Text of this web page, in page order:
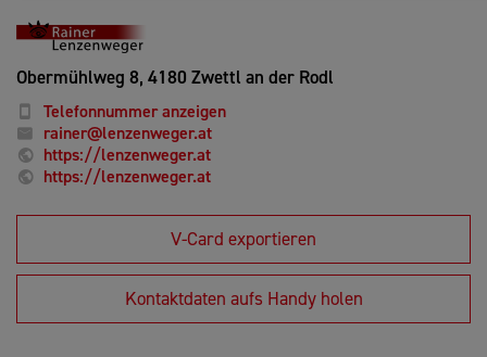
Obermühlweg 8, 4180 Zwettl an der Rodl
Telefonnummer anzeigen
rainer@lenzenweger.at
https://lenzenweger.at
https://lenzenweger.at
V-Card exportieren
Kontaktdaten aufs Handy holen